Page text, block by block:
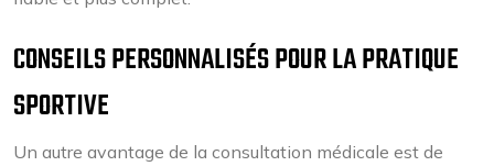
CONSEILS PERSONNALISÉS POUR LA PRATIQUE
SPORTIVE
Un autre avantage de la consultation médicale est de